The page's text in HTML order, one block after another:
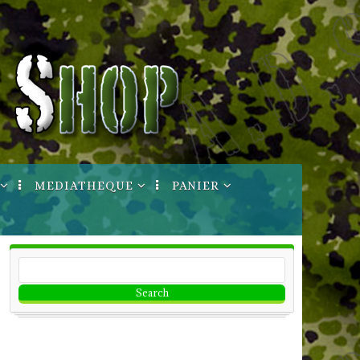
MEDIATHEQUE
Manuels Techniques
Informations
PANIER
Votre Compte
Bon de commande
Imprimable